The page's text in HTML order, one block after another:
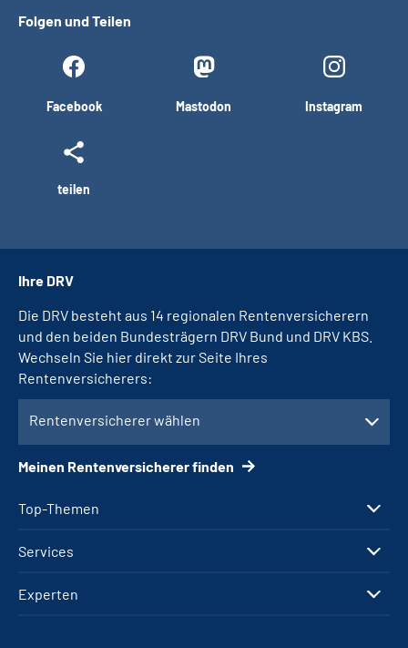
Folgen und Teilen
Facebook Mastodon Instagram
teilen
Top-Themen
Services
Experten
Ihre DRV
Die DRV besteht aus 14 regionalen Rentenversicherern
und den beiden Bundesträgern DRV Bund und DRV KBS.
Wechseln Sie hier direkt zur Seite Ihres
Rentenversicherers:
Rentenversicherer wählen
Meinen Rentenversicherer finden